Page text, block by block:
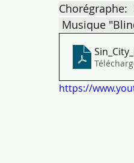
Chorégraphe:
Musique
https://